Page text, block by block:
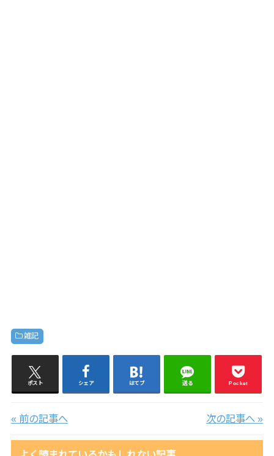
雑記
ポスト シェア はてブ 送る Pocket
« 前の記事へ 次の記事へ »